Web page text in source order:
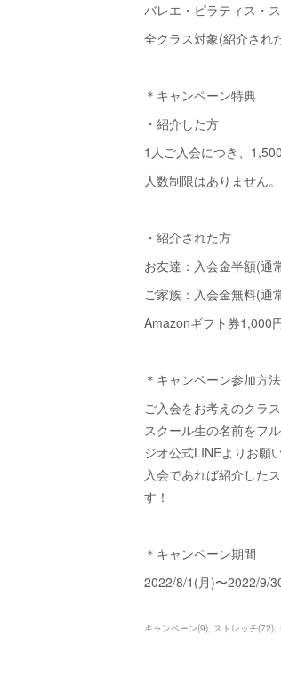
バレエ・ピラティス・
全クラス対象(紹介され
＊キャンペーン特典
・紹介した方
1人ご入会につき、
人数制限はありません。
・紹介された方
お友達：入会金半額(
ご家族：入会金無料(
Amazonギフト券1,000
＊キャンペーン参加方法
ご入会をお考えのクラ
スクール生の名前をフ
ジオ公式LINEよりお願
入会であれば紹介した
す！
＊キャンペーン期間
2022/8/1(月)〜2022/9/
キャンペーン(9) ストレッチ(72)